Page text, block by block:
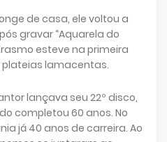
de casa, ele voltou a
gravar “Aquarela do
esteve na primeira
plateias lamacentas.
lançava seu 22º disco,
completou 60 anos. No
já 40 anos de carreira. Ao